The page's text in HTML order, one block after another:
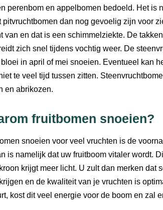
perenbom en appelbomen bedoeld. Het is
pitvruchtbomen dan nog gevoelig zijn voor
van en dat is een schimmelziekte. De
zich snel tijdens vochtig weer. De
in april of mei snoeien. Eventueel kan
te veel tijd tussen zitten.
en abrikozen.
fruitbomen snoeien?
snoeien voor veel vruchten is de
is namelijk dat uw fruitboom vitaler wordt.
krijgt meer licht. U zult dan merken dat
en de kwaliteit van je vruchten is
kost dit veel energie voor de boom en zal